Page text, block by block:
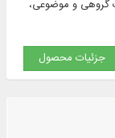
گروهی و موضوعی،
جزئیات محصول